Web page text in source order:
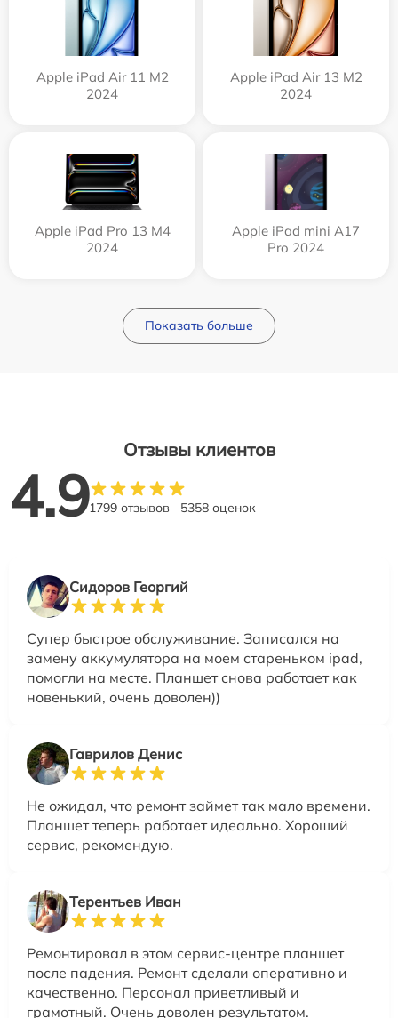
Apple iPad Air 11 M2
2024
Apple iPad Air 13 M2
2024
Apple iPad Pro 13 M4
2024
Apple iPad mini A17
Pro 2024
Показать больше
Отзывы клиентов
4.91799 отзывов 5358 оценок
Сидоров Георгий
Супер быстрое обслуживание. Записался на
замену аккумулятора на моем стареньком ipad,
помогли на месте. Планшет снова работает как
новенький, очень доволен))
Гаврилов Денис
Не ожидал, что ремонт займет так мало времени.
Планшет теперь работает идеально. Хороший
сервис, рекомендую.
Терентьев Иван
Ремонтировал в этом сервис-центре планшет
после падения. Ремонт сделали оперативно и
качественно. Персонал приветливый и
грамотный. Очень доволен результатом.